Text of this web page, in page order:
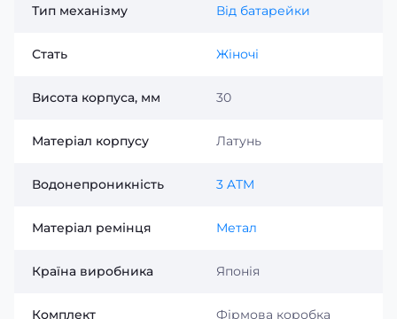
Тип механізму Від батарейки
Стать Жіночі
Висота корпуса, мм 30
Матеріал корпусу Латунь
Водонепроникність 3 ATM
Матеріал ремінця Метал
Країна виробника Японія
Комплект Фірмова коробка